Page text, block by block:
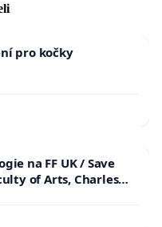
pro kočky
na FF UK / Save
of Arts, Charles